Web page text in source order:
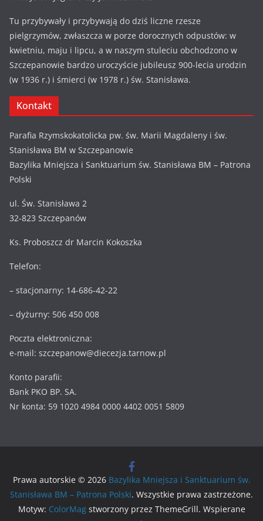
Tu przybywały i przybywają do dziś liczne rzesze
pielgrzymów, zwłaszcza w porze dorocznych odpustów: w
kwietniu, maju i lipcu, a w naszym stuleciu obchodzono w
Szczepanowie bardzo uroczyście jubileusz 900-lecia urodzin
(w 1936 r.) i śmierci (w 1978 r.) św. Stanisława.
Kontakt
Parafia Rzymskokatolicka pw. św. Marii Magdaleny i św.
Stanisława BM w Szczepanowie
Bazylika Mniejsza i Sanktuarium św. Stanisława BM – Patrona
Polski
ul. Św. Stanisława 2
32-823 Szczepanów
Ks. Proboszcz dr Marcin Kokoszka
Telefon:
– stacjonarny: 14-686-42-22
– dyżurny: 506 450 008
Poczta elektroniczna:
e-mail: szczepanow@diecezja.tarnow.pl
Konto parafii:
Bank PKO BP. SA.
Nr konta: 59 1020 4984 0000 4402 0051 5809
Prawa autorskie © 2026 Bazylika Mniejsza i Sanktuarium św.
Stanisława BM – Patrona Polski. Wszystkie prawa zastrzeżone.
Motyw: ColorMagstworzony przez ThemeGrill. Wspierane